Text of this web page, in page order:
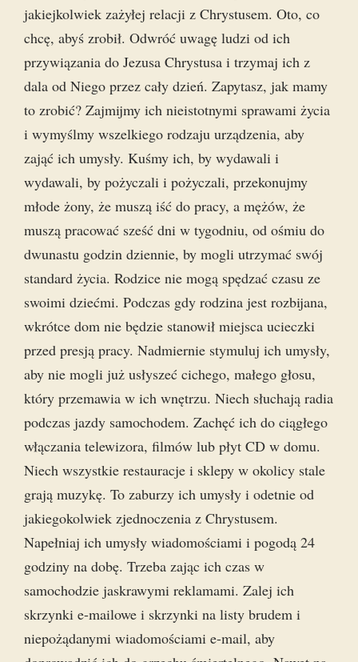
jakiejkolwiek zażyłej relacji z Chrystusem. Oto, co
chcę, abyś zrobił. Odwróć uwagę ludzi od ich
przywiązania do Jezusa Chrystusa i trzymaj ich z
dala od Niego przez cały dzień. Zapytasz, jak mamy
to zrobić? Zajmijmy ich nieistotnymi sprawami życia
i wymyślmy wszelkiego rodzaju urządzenia, aby
zająć ich umysły. Kuśmy ich, by wydawali i
wydawali, by pożyczali i pożyczali, przekonujmy
młode żony, że muszą iść do pracy, a mężów, że
muszą pracować sześć dni w tygodniu, od ośmiu do
dwunastu godzin dziennie, by mogli utrzymać swój
standard życia. Rodzice nie mogą spędzać czasu ze
swoimi dziećmi. Podczas gdy rodzina jest rozbijana,
wkrótce dom nie będzie stanowił miejsca ucieczki
przed presją pracy. Nadmiernie stymuluj ich umysły,
aby nie mogli już usłyszeć cichego, małego głosu,
który przemawia w ich wnętrzu. Niech słuchają radia
podczas jazdy samochodem. Zachęć ich do ciągłego
włączania telewizora, filmów lub płyt CD w domu.
Niech wszystkie restauracje i sklepy w okolicy stale
grają muzykę. To zaburzy ich umysły i odetnie od
jakiegokolwiek zjednoczenia z Chrystusem.
Napełniaj ich umysły wiadomościami i pogodą 24
godziny na dobę. Trzeba zając ich czas w
samochodzie jaskrawymi reklamami. Zalej ich
skrzynki e-mailowe i skrzynki na listy brudem i
niepożądanymi wiadomościami e-mail, aby